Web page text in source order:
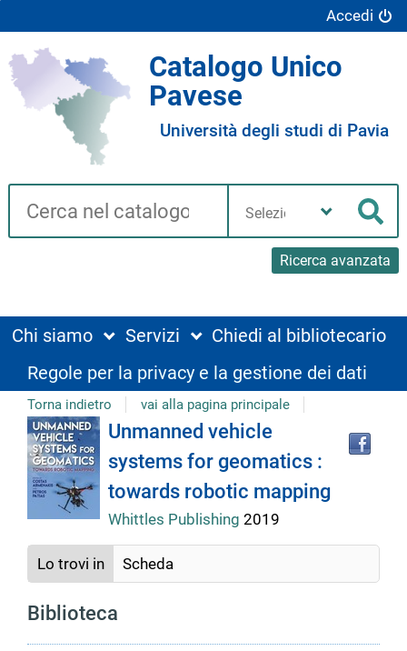
Accedi
Catalogo Unico
Pavese
Università degli studi di Pavia
Cerca su "Catalogo"
Ricerca avanzata
biblioteca
Chi siamo Servizi
Chiedi al bibliotecario
Regole per la privacy e la gestione dei dati
Torna indietro vai alla pagina principale
Dettaglio
del
documento
Unmanned vehicle
systems for geomatics :
towards robotic mapping
Whittles Publishing 2019
Lo trovi in Scheda
Biblioteca